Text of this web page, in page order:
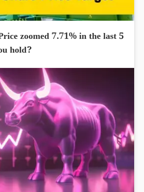
zoomed 7.71% in the last 5
hold?